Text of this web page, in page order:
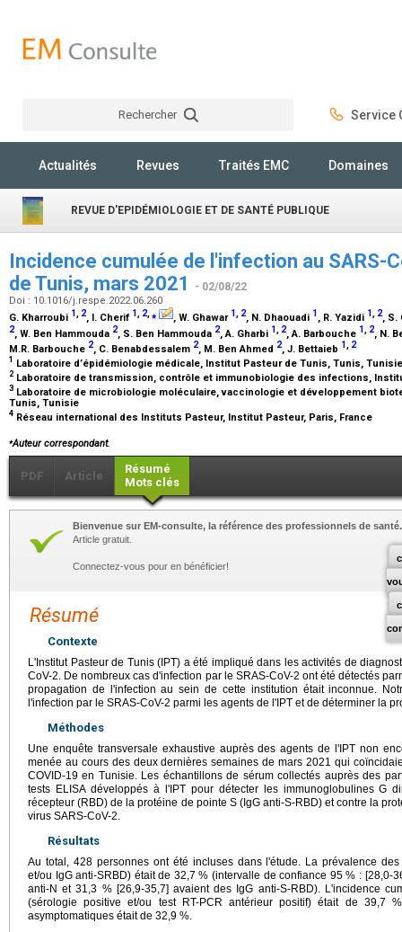
Rechercher Service
Actualités Revues Traités EMC Domaines
REVUE D'EPIDÉMIOLOGIE ET DE SANTÉ PUBLIQUE
Incidence cumulée de l'infection au SARS-
de Tunis, mars 2021
- 02/08/22
Doi : 10.1016/j.respe.2022.06.260
G. Kharroubi 1, 2, I. Cherif 1, 2,⁎ , W. Ghawar 1, 2, N. Dhaouadi 1 , R. Yazidi 1, 2, S.
2, W. Ben Hammouda 2, S. Ben Hammouda 2, A. Gharbi 1 2, A. Barbouche 1 2, N.
M.R. Barbouche 2, C. Benabdessalem 2, M. Ben Ahmed 2, J. Bettaieb 1 , 2
1 Laboratoire d’épidémiologie médicale, Institut Pasteur de Tunis, Tunis,
2 Laboratoire de transmission, contrôle et immunobiologie des infections,
3 Laboratoire de microbiologie moléculaire, vaccinologie et développement
Tunis, Tunisie
4 Réseau international des Instituts Pasteur, Institut Pasteur, Paris, France
⁎Auteur correspondant.
PDF Article
Résumé
Mots clés
Bienvenue sur EM-consulte, la référence des professionnels de santé.
Article gratuit.
Connectez-vous pour en bénéficier!
Résumé
Contexte
L'Institut Pasteur de Tunis (IPT) a été impliqué dans les activités de
CoV-2. De nombreux cas d'infection par le SRAS-CoV-2 ont été détectés
propagation de l'infection au sein de cette institution était inconnue.
l'infection par le SRAS-CoV-2 parmi les agents de l'IPT et de déterminer la
Méthodes
Une enquête transversale exhaustive auprès des agents de l'IPT non
menée au cours des deux dernières semaines de mars 2021 qui
COVID-19 en Tunisie. Les échantillons de sérum collectés auprès des
tests ELISA développés à l'IPT pour détecter les immunoglobulines G
récepteur (RBD) de la protéine de pointe S (IgG anti-S-RBD) et contre la
virus SARS-CoV-2.
Résultats
Au total, 428 personnes ont été incluses dans l'étude. La prévalence
et/ou IgG anti-SRBD) était de 32,7 % (intervalle de confiance 95 % : [28,0-
anti-N et 31,3 % [26,9-35,7] avaient des IgG anti-S-RBD). L'incidence
(sérologie positive et/ou test RT-PCR antérieur positif) était de 39,7
asymptomatiques était de 32,9 %.